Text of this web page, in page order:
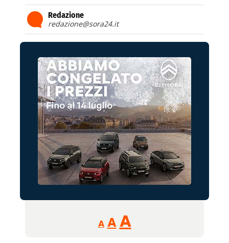
Redazione
redazione@sora24.it
A
Reducir
tamaño
A Restablecer
AAumentar